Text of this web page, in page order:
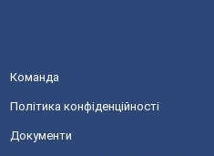
Команда
Політика конфіденційності
Документи